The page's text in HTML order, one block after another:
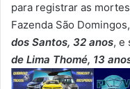
para registrar as
Fazenda São
dos Santos, 32 anos, e
de Lima Thomé, 13